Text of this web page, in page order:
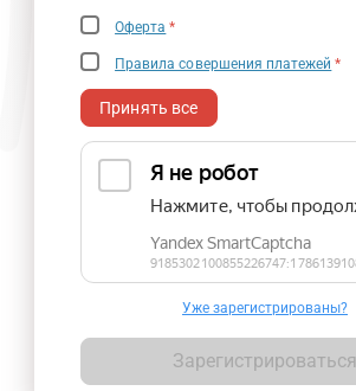
Оферта *
Правила совершения платежей *
Принять все
Уже зарегистрированы?
Зарегистрироваться